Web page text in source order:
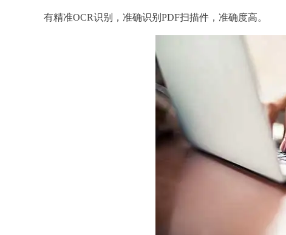
有精准OCR识别，准确识别PDF扫描件，准确度高。